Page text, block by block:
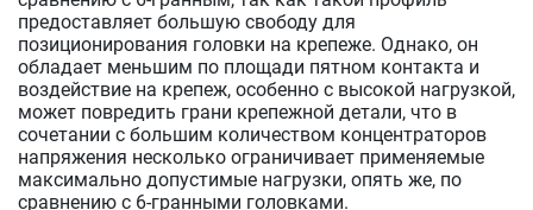
предоставляет большую свободу для
позиционирования головки на крепеже. Однако, он
обладает меньшим по площади пятном контакта и
воздействие на крепеж, особенно с высокой нагрузкой,
может повредить грани крепежной детали, что в
сочетании с большим количеством концентраторов
напряжения несколько ограничивает применяемые
максимально допустимые нагрузки, опять же, по
сравнению с 6-гранными головками.